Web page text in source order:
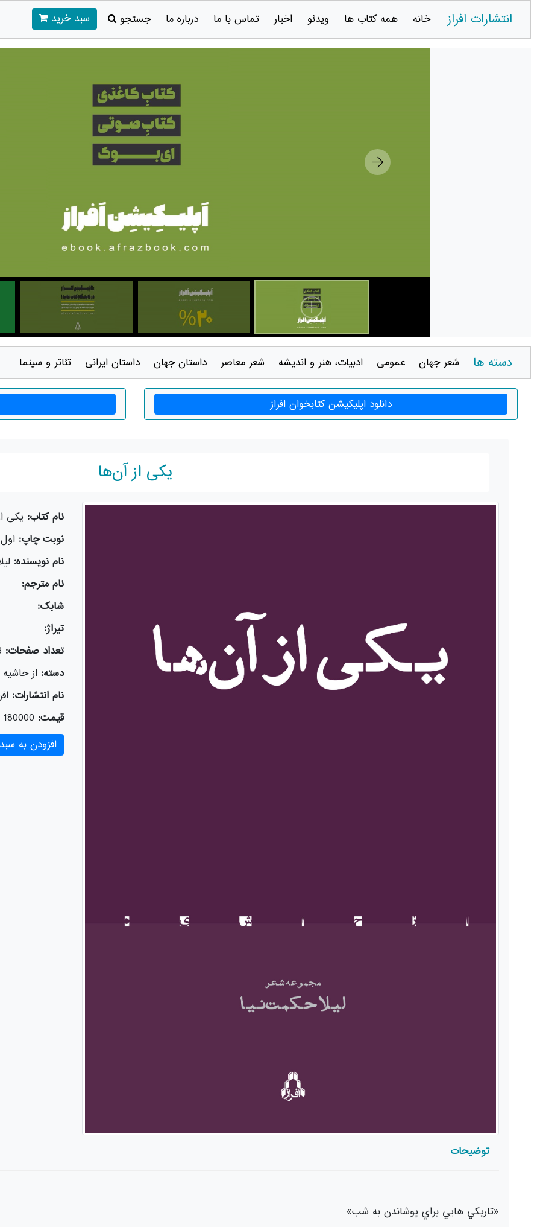
انتشارات افراز خانه همه کتاب ها ویدئو اخبار تماس با ما درباره ما جستجو سبد خرید
دسته ها شعر جهان عمومی ادبيات، هنر و انديشه شعر معاصر داستان جهان داستان ايرانی تئاتر و سينما
دانلود اپلیکیشن کتابخوان افراز
یکی از آن‌ها
نام کتاب:یکی
نوبت چاپ:اول-
نام نویسنده:
نام مترجم:
شابک:
تیراژ:
تعداد صفحات:
دسته:از حاشیه
نام انتشارات:
قیمت: 180000
افزودن به
توضیحات
«تاريكي هايي براي پوشاندن به شب»